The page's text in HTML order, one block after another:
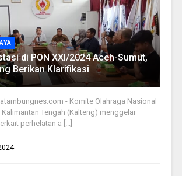
di PON XXI/2024 Aceh-Sumut,
Berikan Klarifikasi
- Komite Olahraga Nasional
Tengah (Kalteng) menggelar
perhelatan a [...]